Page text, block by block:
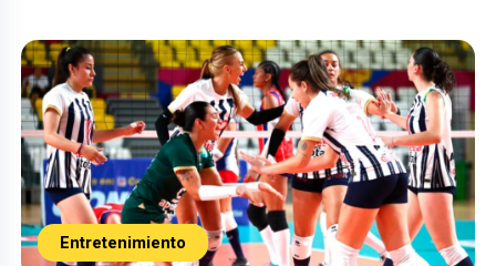
Entretenimiento